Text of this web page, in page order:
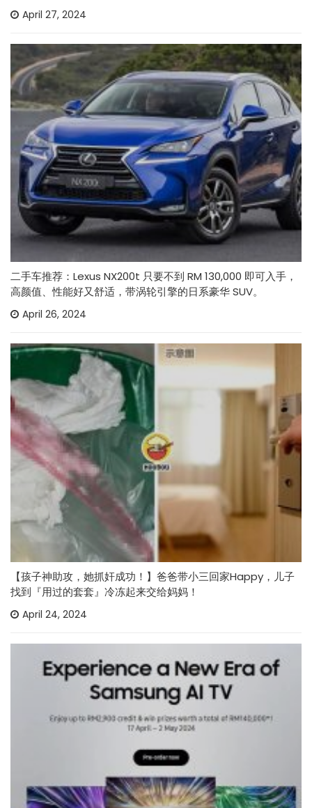
April 27, 2024
二手车推荐：Lexus NX200t 只要不到 RM 130,000 即可入手，
高颜值、性能好又舒适，带涡轮引擎的日系豪华 SUV。
April 26, 2024
【孩子神助攻，她抓奸成功！】爸爸带小三回家Happy，儿子
找到『用过的套套』冷冻起来交给妈妈！
April 24, 2024